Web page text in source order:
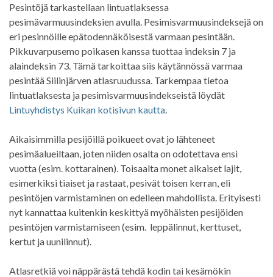
Pesintöjä tarkastellaan lintuatlaksessa
pesimävarmuusindeksien avulla. Pesimisvarmuusindeksejä on
eri pesinnöille epätodennäköisestä varmaan pesintään.
Pikkuvarpusemo poikasen kanssa tuottaa indeksin 7 ja
alaindeksin 73. Tämä tarkoittaa siis käytännössä varmaa
pesintää Siilinjärven atlasruudussa. Tarkempaa tietoa
lintuatlaksesta ja pesimisvarmuusindekseistä löydät
Lintuyhdistys Kuikan kotisivun kautta.
Aikaisimmilla pesijöillä poikueet ovat jo lähteneet
pesimäalueiltaan, joten niiden osalta on odotettava ensi
vuotta (esim. kottarainen). Toisaalta monet aikaiset lajit,
esimerkiksi tiaiset ja rastaat, pesivät toisen kerran, eli
pesintöjen varmistaminen on edelleen mahdollista. Erityisesti
nyt kannattaa kuitenkin keskittyä myöhäisten pesijöiden
pesintöjen varmistamiseen (esim. leppälinnut, kerttuset,
kertut ja uunilinnut).
Atlasretkiä voi näppärästä tehdä kodin tai kesämökin